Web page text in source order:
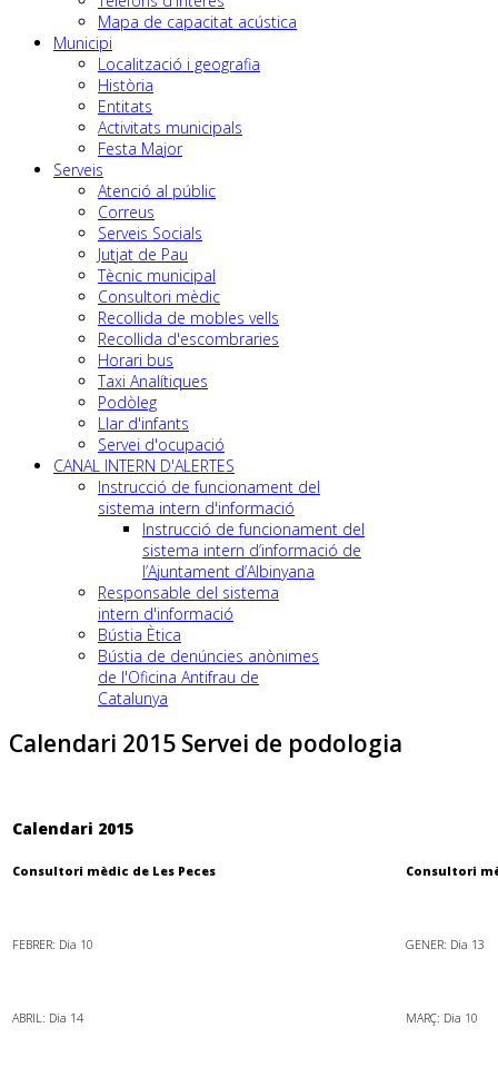
Mapa de capacitat acústica
Municipi
Localització i geografia
Història
Entitats
Activitats municipals
Festa Major
Serveis
Atenció al públic
Correus
Serveis Socials
Jutjat de Pau
Tècnic municipal
Consultori mèdic
Recollida de mobles vells
Recollida d'escombraries
Horari bus
Taxi Analítiques
Podòleg
Llar d'infants
Servei d'ocupació
CANAL INTERN D'ALERTES
Instrucció de funcionament del
sistema intern d'informació
Instrucció de funcionament del
sistema intern d’informació de
l’Ajuntament d’Albinyana
Responsable del sistema
intern d'informació
Bústia Ètica
Bústia de denúncies anònimes
de l'Oficina Antifrau de
Catalunya
Calendari 2015 Servei de podologia
Calendari 2015
Consultori mèdic de Les Peces
FEBRER: Dia 10
ABRIL: Dia 14
Consultori
GENER: Dia 13
MARÇ: Dia 10